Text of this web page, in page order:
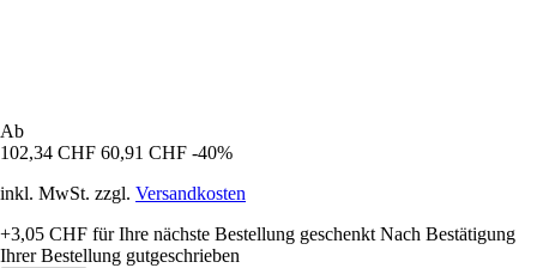
Ab
102,34 CHF 60,91 CHF -40%
inkl. MwSt. zzgl. Versandkosten
+3,05 CHF für Ihre nächste Bestellung geschenkt Nach Bestätigung
Ihrer Bestellung gutgeschrieben